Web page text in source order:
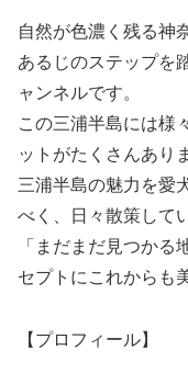
自然が色濃く残る神
あるじのステップを
ャンネルです。
この三浦半島には様
ットがたくさんあり
三浦半島の魅力を愛
べく、日々散策して
「まだまだ見つか
セプトにこれからも
【プロフィール】